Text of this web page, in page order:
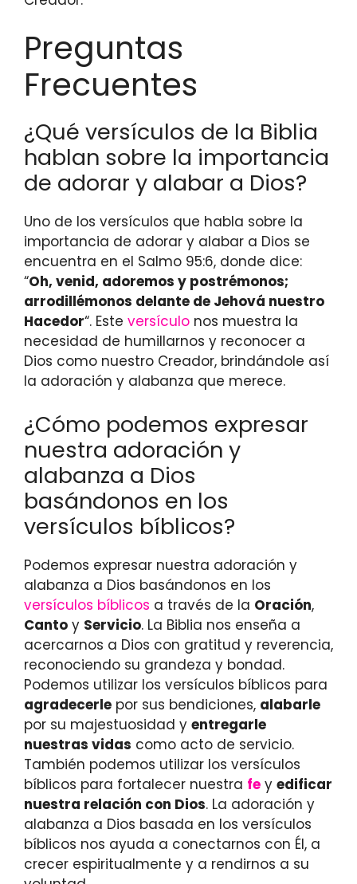
Preguntas
Frecuentes
¿Qué versículos de la Biblia
hablan sobre la importancia
de adorar y alabar a Dios?
Uno de los versículos que habla sobre la
importancia de adorar y alabar a Dios se
encuentra en el Salmo 95:6, donde dice:
“Oh, venid, adoremos y postrémonos;
arrodillémonos delante de Jehová nuestro
Hacedor“. Este versículo nos muestra la
necesidad de humillarnos y reconocer a
Dios como nuestro Creador, brindándole así
la adoración y alabanza que merece.
¿Cómo podemos expresar
nuestra adoración y
alabanza a Dios
basándonos en los
versículos bíblicos?
Podemos expresar nuestra adoración y
alabanza a Dios basándonos en los
versículos bíblicos a través de la Oración,
Canto y Servicio. La Biblia nos enseña a
acercarnos a Dios con gratitud y reverencia,
reconociendo su grandeza y bondad.
Podemos utilizar los versículos bíblicos para
agradecerle por sus bendiciones, alabarle
por su majestuosidad y entregarle
nuestras vidas como acto de servicio.
También podemos utilizar los versículos
bíblicos para fortalecer nuestra fe y edificar
nuestra relación con Dios. La adoración y
alabanza a Dios basada en los versículos
bíblicos nos ayuda a conectarnos con Él, a
crecer espiritualmente y a rendirnos a su